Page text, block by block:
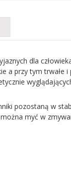
dla
a przy tym trwałe i
pozostaną w
myć w